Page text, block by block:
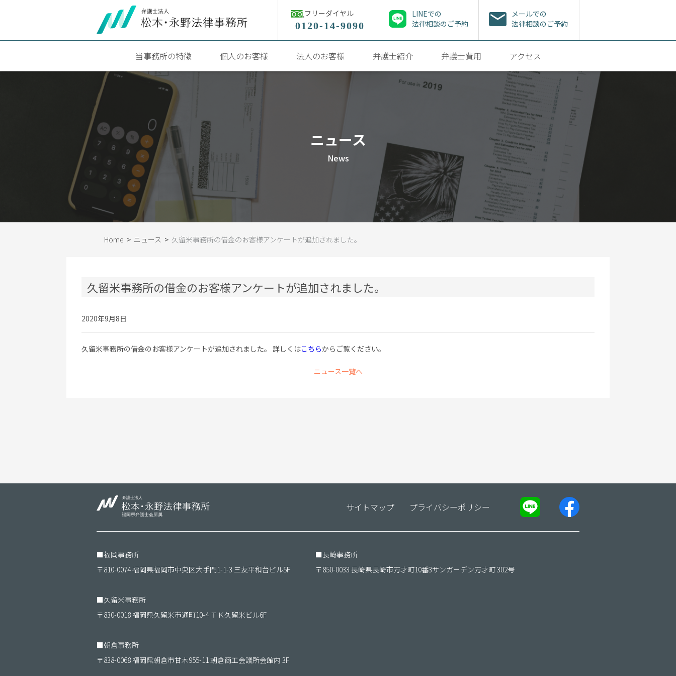
フリーダイヤル
0120-14-9090
LINEでの
法律相談のご予約
メールでの
法律相談のご予約
当事務所の特徴 個人のお客様 法人のお客様 弁護士紹介 弁護士費用 アクセス
ニュース
News
Home > ニュース > 久留米事務所の借金のお客様アンケートが追加されました。
久留米事務所の借金のお客様アンケートが追加されました。
2020年9月8日
久留米事務所の借金のお客様アンケートが追加されました。 詳しくはこちらからご覧ください。
ニュース一覧へ
サイトマップ プライバシーポリシー
■福岡事務所
〒810-0074 福岡県福岡市中央区大手門1-1-3 三友平和台ビル5F
■久留米事務所
〒830-0018 福岡県久留米市通町10-4 ＴＫ久留米ビル6F
■朝倉事務所
〒838-0068 福岡県朝倉市甘木955-11 朝倉商工会議所会館内 3F
■長崎事務所
〒850-0033 長崎県長崎市万才町10番3サンガーデン万才町 302号